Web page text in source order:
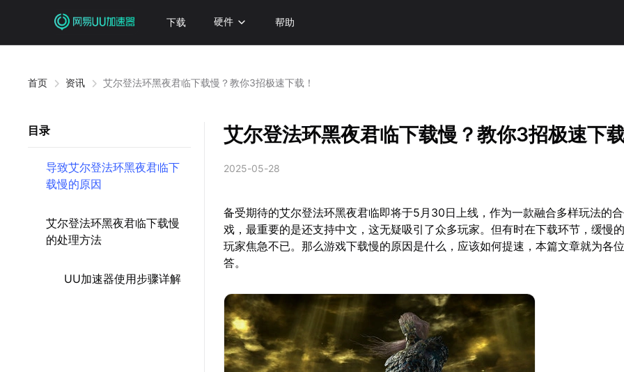
下载 硬件 帮助
首页 资讯 艾尔登法环黑夜君临下载慢？教你3招极速下载！
目录
导致艾尔登法环黑夜君临下
载慢的原因
艾尔登法环黑夜君临下载慢
的处理方法
UU加速器使用步骤详解
艾尔登法环黑夜君临下载慢？教你3招极速下
2025-05-28
备受期待的艾尔登法环黑夜君临即将于5月30日上线，作为一款融合多样玩法的
戏，最重要的是还支持中文，这无疑吸引了众多玩家。但有时在下载环节，缓慢
玩家焦急不已。那么游戏下载慢的原因是什么，应该如何提速，本篇文章就为各
答。